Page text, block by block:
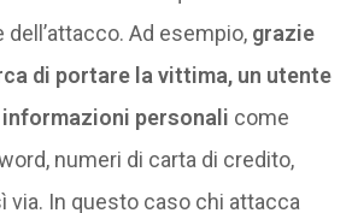
Ad esempio, grazie
di portare la vittima, un utente
personali come
numeri di carta di credito,
via. In questo caso chi attacca